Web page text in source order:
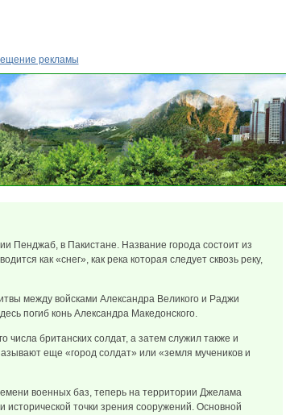
рекламы
Пенджаб, в Пакистане. Название города состоит из
как «снег», как река которая следует сквозь реку,
между войсками Александра Великого и Раджи
погиб конь Александра Македонского.
числа британских солдат, а затем служил также и
еще «город солдат» или «земля мучеников и
военных баз, теперь на территории Джелама
точки зрения сооружений. Основной